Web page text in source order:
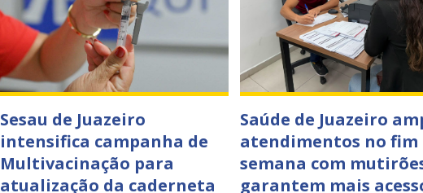
Sesau de Juazeiro
intensifica campanha de
Multivacinação para
atualização da caderneta
Saúde de Juazeiro
atendimentos no fim
semana com
garantem mais